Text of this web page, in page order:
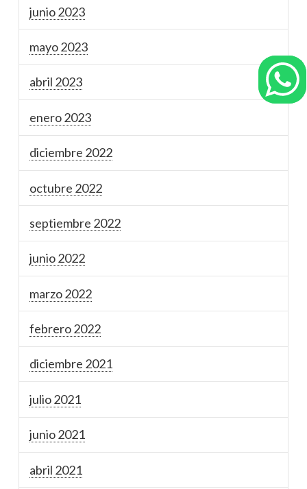
junio 2023
mayo 2023
abril 2023
enero 2023
diciembre 2022
octubre 2022
septiembre 2022
junio 2022
marzo 2022
febrero 2022
diciembre 2021
julio 2021
junio 2021
abril 2021